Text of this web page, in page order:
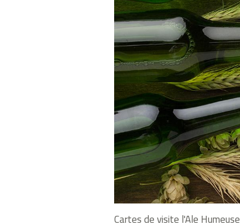
Cartes de visite l'Ale Humeuse